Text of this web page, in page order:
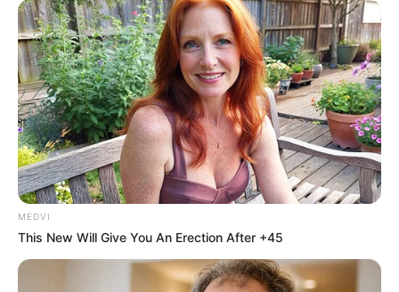
MEDVI
This New Will Give You An Erection After +45